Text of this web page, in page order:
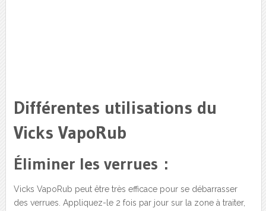
Différentes utilisations du
Vicks VapoRub
Éliminer les verrues :
Vicks VapoRub peut être très efficace pour se débarrasser
des verrues. Appliquez-le 2 fois par jour sur la zone à traiter,